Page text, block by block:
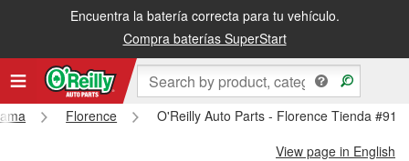
Encuentra la batería correcta para tu vehículo.
Compra baterías SuperStart
Recibe tu orden gratis al día siguiente o recógela en la tienda
Florence
O'Reilly Auto Parts - Florence Tienda #912
View page in English